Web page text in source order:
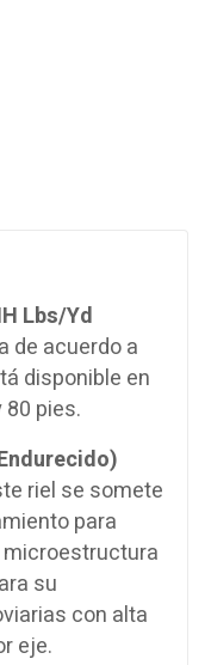
Lbs/Yd
de acuerdo a
disponible en
pies.
riel se somete
para
su
con alta
eje.